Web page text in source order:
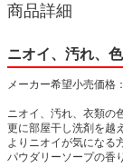
商品詳細
ニオイ、汚れ、
メーカー希望小売
ニオイ、汚れ、衣類の
更に部屋干し洗剤を越
よりニオイが気になる
パウダリーソープの香り